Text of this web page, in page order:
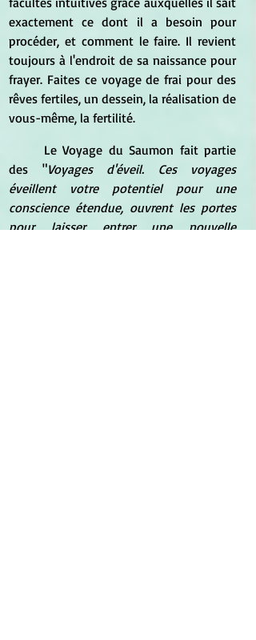
exactement ce dont il a besoin pour
procéder, et comment le faire. Il revient
toujours à l'endroit de sa naissance pour
frayer. Faites ce voyage de frai pour des
rêves fertiles, un dessein, la réalisation de
vous-même, la fertilité.
des "Voyages d'éveil. Ces voyages
éveillent votre potentiel pour une
conscience étendue, ouvrent les portes
pour laisser entrer une nouvelle